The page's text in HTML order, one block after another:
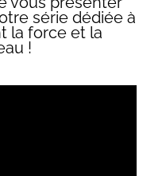
série dédiée à
la force et la
!